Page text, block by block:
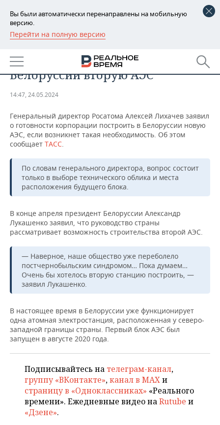
Вы были автоматически перенаправлены на мобильную
версию.
Перейти на полную версию
РЕГИОНЫ
БАШКОРТОСТАН
ТАТАРСТАН
НОВОСТИ
АНАЛИТИКА
ДЕКЛАРАЦИИ О ДОХОДАХ
КОРОЛИ ГОСЗАКАЗА ПФО
ВУЗЫ ТАТАРСТАНА
КОМУ ПРИНАДЛЕЖАТ
НОВОСТИ ЭКОНОМИКИ
ФИНАНСЫ
БАНКИ
БЮДЖЕТ
ИНВЕСТИЦИИ
ПРОМЫШЛЕННОСТЬ
НОВОСТИ
АГРОПРОМ
НЕФТЕХИМИЯ
НЕФТЬ
ОПК
ЭНЕРГЕТИКА
НЕДВИЖИМОСТЬ
НОВОСТИ НЕДВИЖИМОСТИ
АВТО
НОВОСТИ АВТО
БИЗНЕС
НОВОСТИ БИЗНЕСА
РОЗНИЧНАЯ ТОРГОВЛЯ
ТРАНСПОРТ
УСЛУГИ
ТЕХНОЛОГИИ
НОВОСТИ ТЕХНОЛОГИЙ
МЕДИА
ТЕЛЕКОММУНИКАЦИИ
МЕРОПРИЯТИЯ
НОВОСТИ МЕРОПРИЯТИЙ
ВЫЕЗДНАЯ РЕДАКЦИЯ
БИЗНЕС-БРАНЧИ
ONLINE-КОНФЕРЕНЦИИ
ОТКРЫТАЯ ЛЕКЦИЯ
СПОРТ
НОВОСТИ СПОРТА
ФУТБОЛ
ХОККЕЙ
БАСКЕТБОЛ
ВОЛЕЙБОЛ
КИБЕРСПОРТ
ФИГУРНОЕ КАТАНИЕ
ОБЩЕСТВО
НОВОСТИ ОБЩЕСТВА
ВЛАСТЬ
ИНФРАСТРУКТУРА
ИСТОРИЯ
КУЛЬТУРА
МЕДИЦИНА
ФОТОГАЛЕРЕЯ
СЮЖЕТЫ
СПРАВОЧНИК
СПИСОК ПЕРСОН
СПИСОК КОМПАНИЙ
ПОЛНАЯ ВЕРСИЯ
«Росатом» готов построить в
Белоруссии вторую АЭС
14:47, 24.05.2024
Генеральный директор Росатома Алексей Лихачев заявил
о готовности корпорации построить в Белоруссии новую
АЭС, если возникнет такая необходимость. Об этом
сообщает ТАСС.
По словам генерального директора, вопрос состоит
только в выборе технического облика и места
расположения будущего блока.
В конце апреля президент Белоруссии Александр
Лукашенко заявил, что руководство страны
рассматривает возможность строительства второй АЭС.
— Наверное, наше общество уже переболело
постчернобыльским синдромом… Пока думаем…
Очень бы хотелось вторую станцию построить, —
заявил Лукашенко.
В настоящее время в Белоруссии уже функционирует
одна атомная электростанция, расположенная у северо-
западной границы страны. Первый блок АЭС был
запущен в августе 2020 года.
Подписывайтесь на телеграм-канал,
группу «ВКонтакте»,канал в MAXи
страницу в «Одноклассниках» «Реального
времени». Ежедневные видео наRutube и
«Дзене».